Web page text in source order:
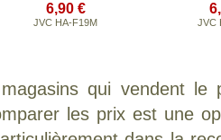
6,90 €
JVC HA-F19M JVC
qui vendent le
les prix est une